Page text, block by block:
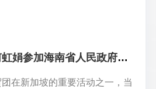
2025年第二次在京浙籍地市商会秘书长联席会议召开
商会常务副会长何虹娟参加海南省人民政府与新加坡富隆集团战略合作签约仪式
在新加坡的重要活动之一，当
北京浙江企业商会高尔夫球队2025年6月例赛成功举办
6月12日，北京浙江企业商会
北京浙江企业商会高尔夫球队2025年5月例赛成功举办
英。5月29日，“新南楼杯”北